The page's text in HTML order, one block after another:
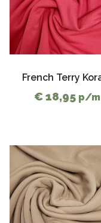
French Terry
€ 18,95 p/m